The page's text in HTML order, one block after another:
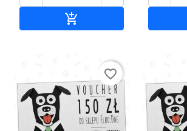

favorite_border